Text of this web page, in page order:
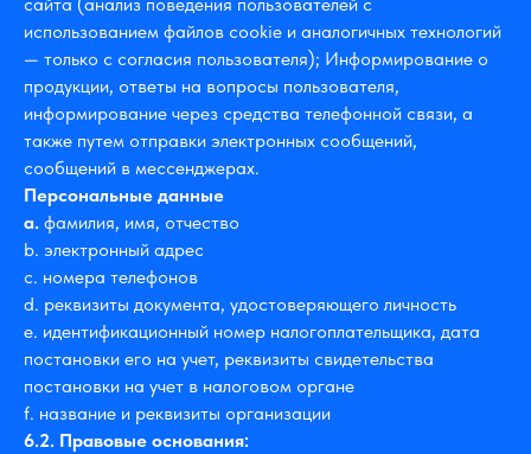
использованием файлов cookie и аналогичных технологий
— только с согласия пользователя); Информирование о
продукции, ответы на вопросы пользователя,
информирование через средства телефонной связи, а
также путем отправки электронных сообщений,
сообщений в мессенджерах.
Персональные данные
a. фамилия, имя, отчество
b. электронный адрес
c. номера телефонов
d. реквизиты документа, удостоверяющего личность
e. идентификационный номер налогоплательщика, дата
постановки его на учет, реквизиты свидетельства
постановки на учет в налоговом органе
f. название и реквизиты организации
6.2. Правовые основания: